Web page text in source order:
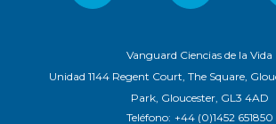
Vanguard Ciencias de la Vida
Unidad 1144 Regent Court, The Square,
Park, Gloucester, GL3 4AD
Teléfono: +44 (0)1452 651850